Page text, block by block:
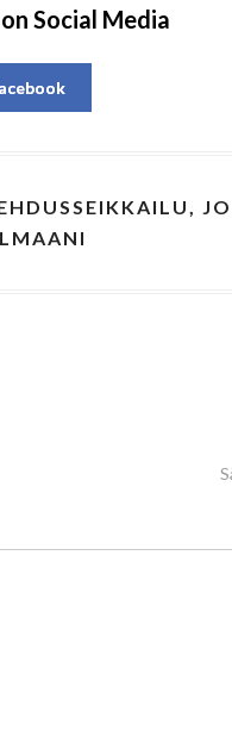
Social Media